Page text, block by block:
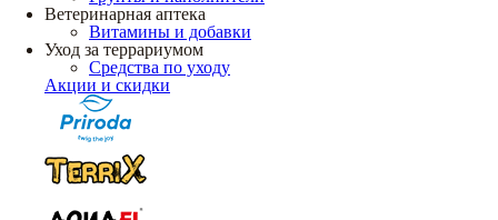
Ветеринарная аптека
Витамины и добавки
Уход за террариумом
Средства по уходу
Акции и скидки